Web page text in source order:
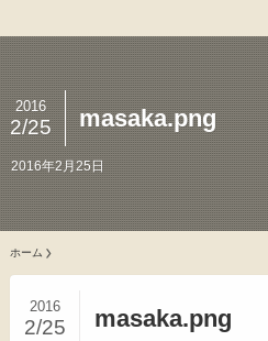
masaka.png
2016
2/25
2016年2月25日
ホーム
masaka.png
2016
2/25